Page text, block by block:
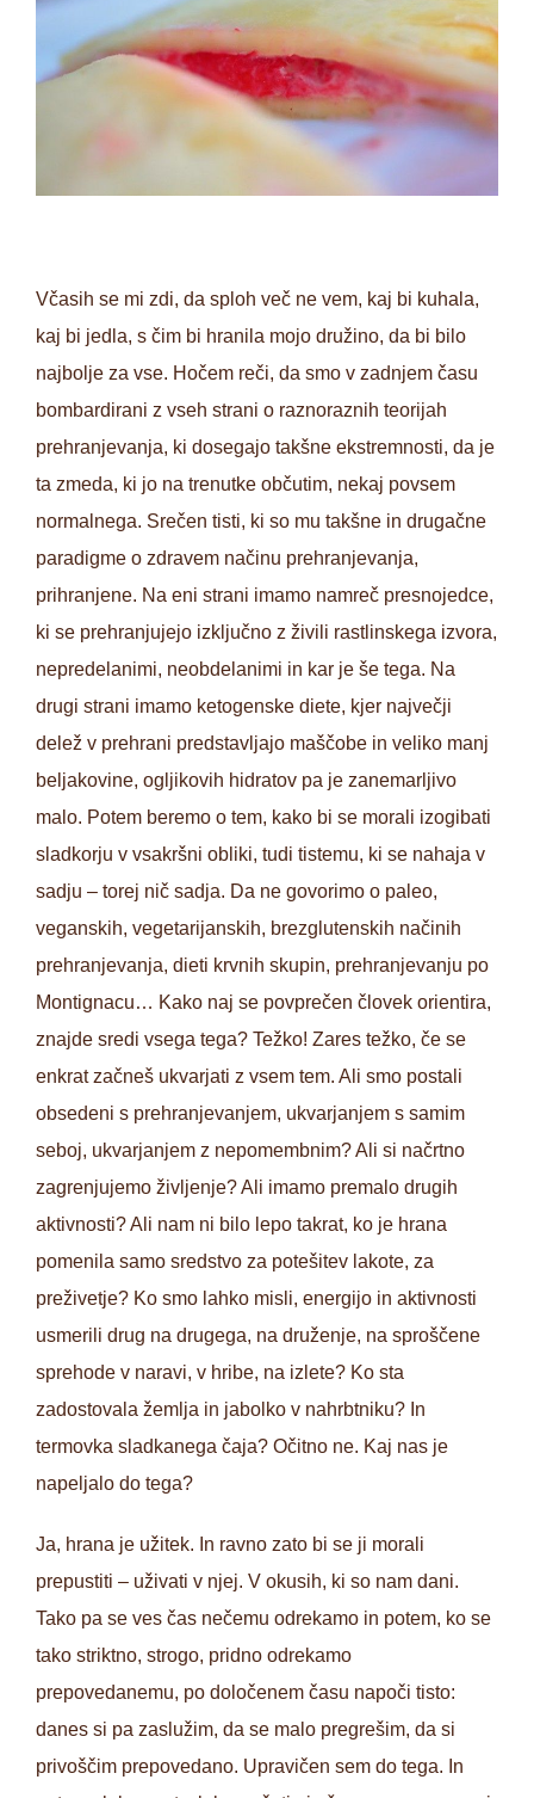
Včasih se mi zdi, da sploh več ne vem, kaj bi kuhala,
kaj bi jedla, s čim bi hranila mojo družino, da bi bilo
najbolje za vse. Hočem reči, da smo v zadnjem času
bombardirani z vseh strani o raznoraznih teorijah
prehranjevanja, ki dosegajo takšne ekstremnosti, da je
ta zmeda, ki jo na trenutke občutim, nekaj povsem
normalnega. Srečen tisti, ki so mu takšne in drugačne
paradigme o zdravem načinu prehranjevanja,
prihranjene. Na eni strani imamo namreč presnojedce,
ki se prehranjujejo izključno z živili rastlinskega izvora,
nepredelanimi, neobdelanimi in kar je še tega. Na
drugi strani imamo ketogenske diete, kjer največji
delež v prehrani predstavljajo maščobe in veliko manj
beljakovine, ogljikovih hidratov pa je zanemarljivo
malo. Potem beremo o tem, kako bi se morali izogibati
sladkorju v vsakršni obliki, tudi tistemu, ki se nahaja v
sadju – torej nič sadja. Da ne govorimo o paleo,
veganskih, vegetarijanskih, brezglutenskih načinih
prehranjevanja, dieti krvnih skupin, prehranjevanju po
Montignacu… Kako naj se povprečen človek orientira,
znajde sredi vsega tega? Težko! Zares težko, če se
enkrat začneš ukvarjati z vsem tem. Ali smo postali
obsedeni s prehranjevanjem, ukvarjanjem s samim
seboj, ukvarjanjem z nepomembnim? Ali si načrtno
zagrenjujemo življenje? Ali imamo premalo drugih
aktivnosti? Ali nam ni bilo lepo takrat, ko je hrana
pomenila samo sredstvo za potešitev lakote, za
preživetje? Ko smo lahko misli, energijo in aktivnosti
usmerili drug na drugega, na druženje, na sproščene
sprehode v naravi, v hribe, na izlete? Ko sta
zadostovala žemlja in jabolko v nahrbtniku? In
termovka sladkanega čaja? Očitno ne. Kaj nas je
napeljalo do tega?
Ja, hrana je užitek. In ravno zato bi se ji morali
prepustiti – uživati v njej. V okusih, ki so nam dani.
Tako pa se ves čas nečemu odrekamo in potem, ko se
tako striktno, strogo, pridno odrekamo
prepovedanemu, po določenem času napoči tisto:
danes si pa zaslužim, da se malo pregrešim, da si
privoščim prepovedano. Upravičen sem do tega. In